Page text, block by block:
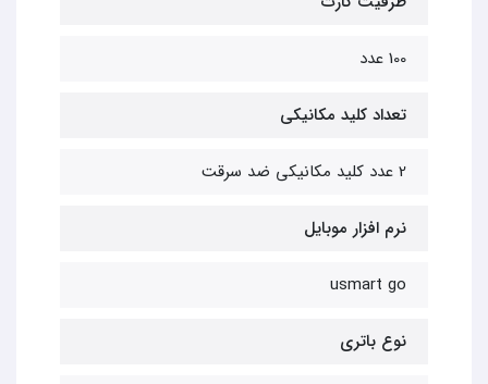
100 عدد
تعداد کلید مکانیکی
2 عدد کلید مکانیکی ضد سرقت
نرم افزار موبایل
usmart go
نوع باتری